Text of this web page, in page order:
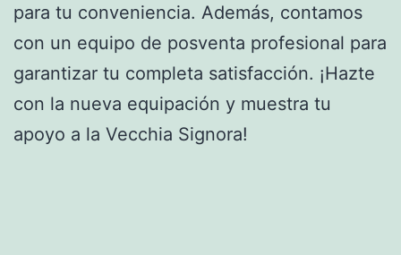
para tu conveniencia. Además, contamos
con un equipo de posventa profesional para
garantizar tu completa satisfacción. ¡Hazte
con la nueva equipación y muestra tu
apoyo a la Vecchia Signora!